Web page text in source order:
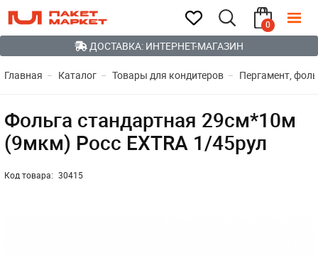
0
ДОСТАВКА: ИНТЕРНЕТ-МАГАЗИН
Главная Каталог Товары для кондитеров Пергамент,
Фольга стандартная 29см*10м
(9мкм) Росс EXTRA 1/45рул
Код товара: 30415